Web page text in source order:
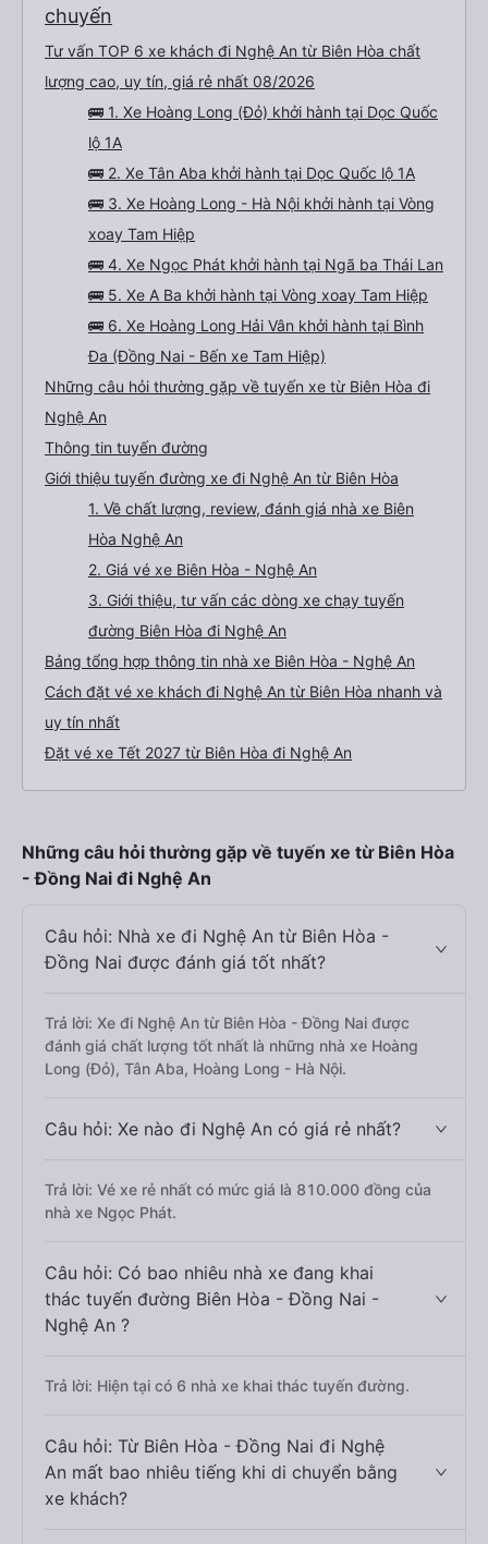
chuyến
Tư vấn TOP 6 xe khách đi Nghệ An từ Biên Hòa chất
lượng cao, uy tín, giá rẻ nhất 08/2026
🚌 1. Xe Hoàng Long (Đỏ) khởi hành tại Dọc Quốc
lộ 1A
🚌 2. Xe Tân Aba khởi hành tại Dọc Quốc lộ 1A
🚌 3. Xe Hoàng Long - Hà Nội khởi hành tại Vòng
xoay Tam Hiệp
🚌 4. Xe Ngọc Phát khởi hành tại Ngã ba Thái Lan
🚌 5. Xe A Ba khởi hành tại Vòng xoay Tam Hiệp
🚌 6. Xe Hoàng Long Hải Vân khởi hành tại Bình
Đa (Đồng Nai - Bến xe Tam Hiệp)
Những câu hỏi thường gặp về tuyến xe từ Biên Hòa đi
Nghệ An
Thông tin tuyến đường
Giới thiệu tuyến đường xe đi Nghệ An từ Biên Hòa
1. Về chất lượng, review, đánh giá nhà xe Biên
Hòa Nghệ An
2. Giá vé xe Biên Hòa - Nghệ An
3. Giới thiệu, tư vấn các dòng xe chạy tuyến
đường Biên Hòa đi Nghệ An
Bảng tổng hợp thông tin nhà xe Biên Hòa - Nghệ An
Cách đặt vé xe khách đi Nghệ An từ Biên Hòa nhanh và
uy tín nhất
Đặt vé xe Tết 2027 từ Biên Hòa đi Nghệ An
Những câu hỏi thường gặp về tuyến xe từ Biên Hòa
- Đồng Nai đi Nghệ An
Câu hỏi: Nhà xe đi Nghệ An từ Biên Hòa -
Đồng Nai được đánh giá tốt nhất?
Trả lời: Xe đi Nghệ An từ Biên Hòa - Đồng Nai được
đánh giá chất lượng tốt nhất là những nhà xe Hoàng
Long (Đỏ), Tân Aba, Hoàng Long - Hà Nội.
Câu hỏi: Xe nào đi Nghệ An có giá rẻ nhất?
Trả lời: Vé xe rẻ nhất có mức giá là 810.000 đồng của
nhà xe Ngọc Phát.
Câu hỏi: Có bao nhiêu nhà xe đang khai
thác tuyến đường Biên Hòa - Đồng Nai -
Nghệ An ?
Trả lời: Hiện tại có 6 nhà xe khai thác tuyến đường.
Câu hỏi: Từ Biên Hòa - Đồng Nai đi Nghệ
An mất bao nhiêu tiếng khi di chuyển bằng
xe khách?